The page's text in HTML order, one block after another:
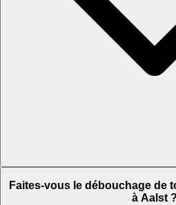
Faites-vous le débouchage de
à Aalst ?